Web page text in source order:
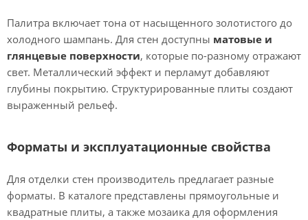
Палитра включает тона от насыщенного золотистого до
холодного шампань. Для стен доступны матовые и
глянцевые поверхности, которые по-разному отражают
свет. Металлический эффект и перламут добавляют
глубины покрытию. Структурированные плиты создают
выраженный рельеф.
Форматы и эксплуатационные свойства
Для отделки стен производитель предлагает разные
форматы. В каталоге представлены прямоугольные и
квадратные плиты, а также мозаика для оформления